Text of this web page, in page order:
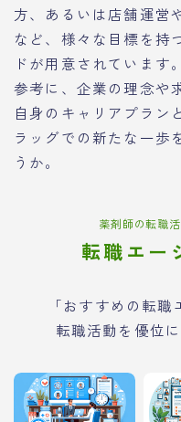
方、あるいは店舗運営
など、様々な目標を持
ドが用意されています
参考に、企業の理念や
自身のキャリアプラン
ラッグでの新たな一歩
うか。
薬剤師の転職
転職エー
「おすすめの転職
転職活動を優位